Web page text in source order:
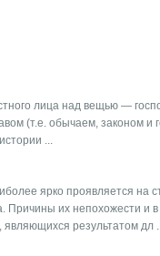
лица над вещью —
(т.е. обычаем, законом и
...
ярко проявляется на
Причины их непохожести и
результатом дл